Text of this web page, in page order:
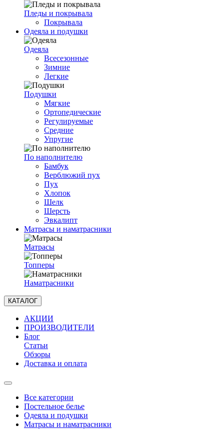
Пледы и покрывала
Покрывала
Одеяла и подушки
Одеяла
Всесезонные
Зимние
Легкие
Подушки
Мягкие
Ортопедические
Регулируемые
Средние
Упругие
По наполнителю
Бамбук
Верблюжий пух
Пух
Хлопок
Шелк
Шерсть
Эвкалипт
Матрасы и наматрасники
Матрасы
Топперы
Наматрасники
КАТАЛОГ
АКЦИИ
ПРОИЗВОДИТЕЛИ
Блог
Статьи
Обзоры
Доставка и оплата
Все категории
Постельное белье
Одеяла и подушки
Матрасы и наматрасники